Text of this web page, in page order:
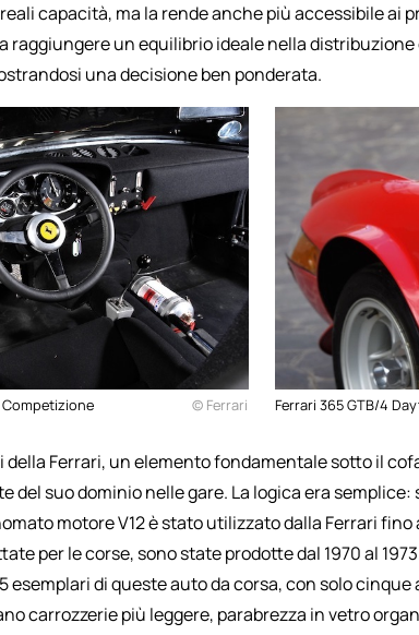
capacità, ma la rende anche più accessibile ai
raggiungere un equilibrio ideale nella distribuzione
una decisione ben ponderata.
© Ferrari Ferrari 365 GTB/4
della Ferrari, un elemento fondamentale sotto il
del suo dominio nelle gare. La logica era
motore V12 è stato utilizzato dalla Ferrari fino
per le corse, sono state prodotte dal 1970 al
esemplari di queste auto da corsa, con solo
carrozzerie più leggere, parabrezza in vetro